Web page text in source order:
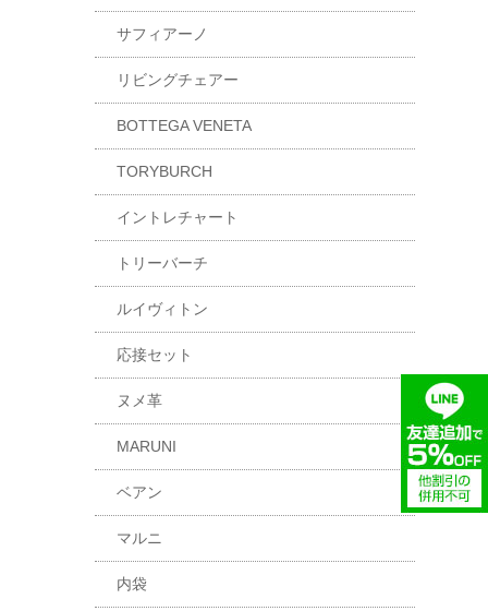
サフィアーノ
リビングチェアー
BOTTEGA VENETA
TORYBURCH
イントレチャート
トリーバーチ
ルイヴィトン
応接セット
ヌメ革
MARUNI
ベアン
マルニ
内袋